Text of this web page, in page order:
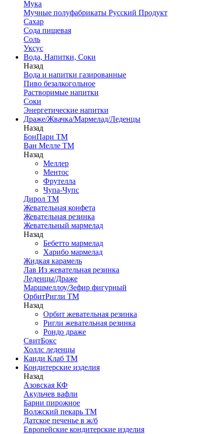
Мука
Мучные полуфабрикаты Русский Продукт
Сахар
Сода пищевая
Соль
Уксус
Вода, Напитки, Соки
Назад
Вода и напитки газированные
Пиво безалкогольное
Растворимые напитки
Соки
Энергетические напитки
Драже/Жвачка/Мармелад/Леденцы
Назад
БонПари ТМ
Ван Мелле ТМ
Назад
Меллер
Ментос
Фрутелла
Чупа-Чупс
Дирол ТМ
Жевательная конфета
Жевательная резинка
Жевательный мармелад
Назад
Бебетто мармелад
Харибо мармелад
Жидкая карамель
Лав Из жевательная резинка
Леденцы/Драже
Маршмеллоу/Зефир фигурный
ОрбитРигли ТМ
Назад
Орбит жевательная резинка
Ригли жевательная резинка
Рондо драже
СвитБокс
Холлс леденцы
Канди Клаб ТМ
Кондитерские изделия
Назад
Азовская КФ
Акульчев вафли
Барни пирожное
Волжский пекарь ТМ
Датское печенье в ж/б
Европейские кондитерские изделия